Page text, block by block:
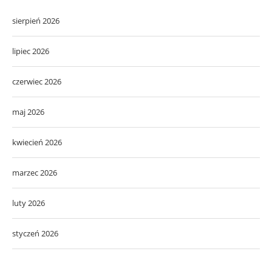
sierpień 2026
lipiec 2026
czerwiec 2026
maj 2026
kwiecień 2026
marzec 2026
luty 2026
styczeń 2026